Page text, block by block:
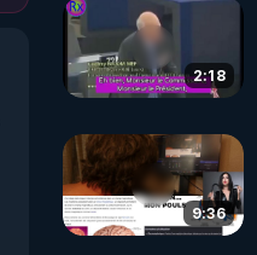
2:18
9:36